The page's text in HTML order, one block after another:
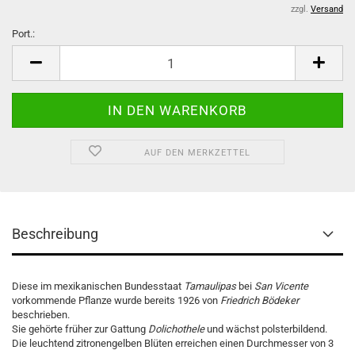
zzgl. Versand
Port.:
AUF DEN MERKZETTEL
Beschreibung
Diese im mexikanischen Bundesstaat Tamaulipasbei San Vicente
vorkommende Pflanze wurde bereits 1926 von Friedrich Bödeker
beschrieben.
Sie gehörte früher zur Gattung Dolichotheleund wächst polsterbildend.
Die leuchtend zitronengelben Blüten erreichen einen Durchmesser von 3